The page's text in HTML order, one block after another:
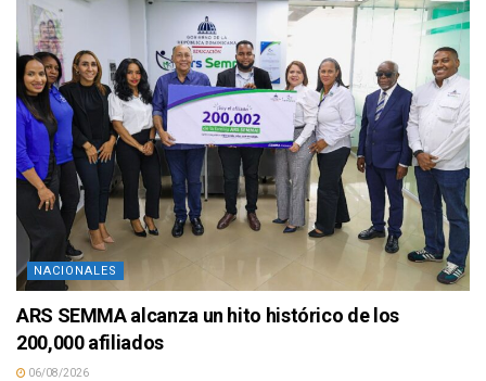
NACIONALES
ARS SEMMA alcanza un hito histórico de los
200,000 afiliados
06/08/2026